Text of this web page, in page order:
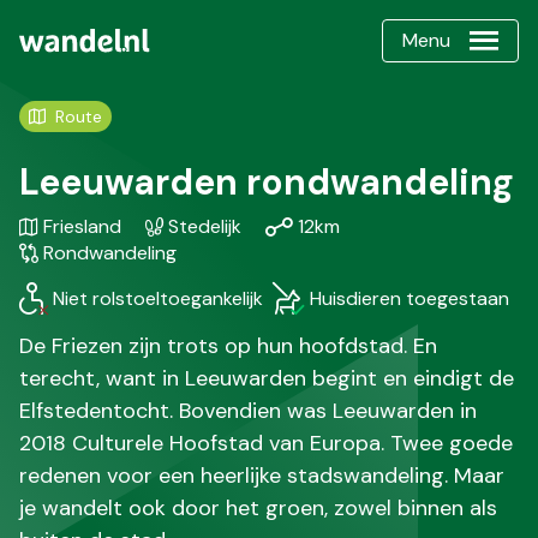
Menu
Route
Leeuwarden rondwandeling
Gebied
/
Regio
Friesland Karakteristiek
Stedelijk Afstand
12km
Rondwandeling
Niet rolstoeltoegankelijk
Huisdieren toegestaan
De Friezen zijn trots op hun hoofdstad. En
terecht, want in Leeuwarden begint en eindigt de
Elfstedentocht. Bovendien was Leeuwarden in
2018 Culturele Hoofstad van Europa. Twee goede
redenen voor een heerlijke stadswandeling. Maar
je wandelt ook door het groen, zowel binnen als